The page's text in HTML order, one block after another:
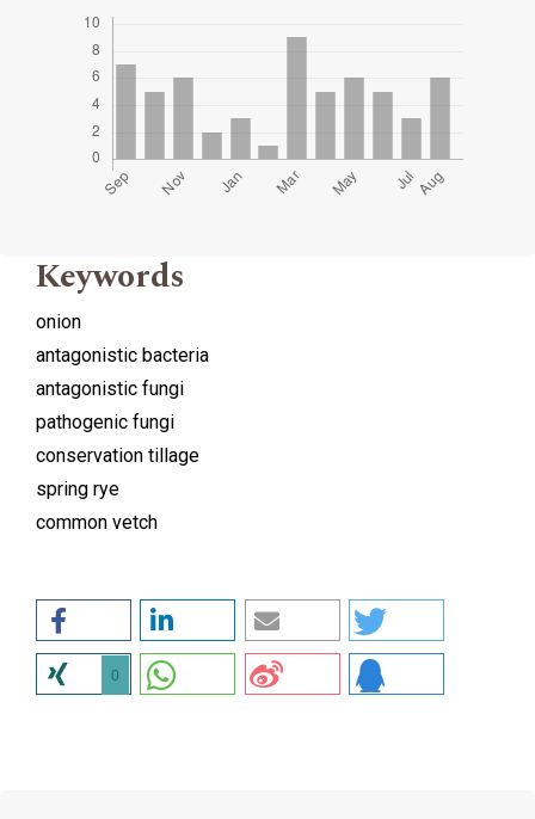
Keywords
onion
antagonistic bacteria
antagonistic fungi
pathogenic fungi
conservation tillage
spring rye
common vetch
0